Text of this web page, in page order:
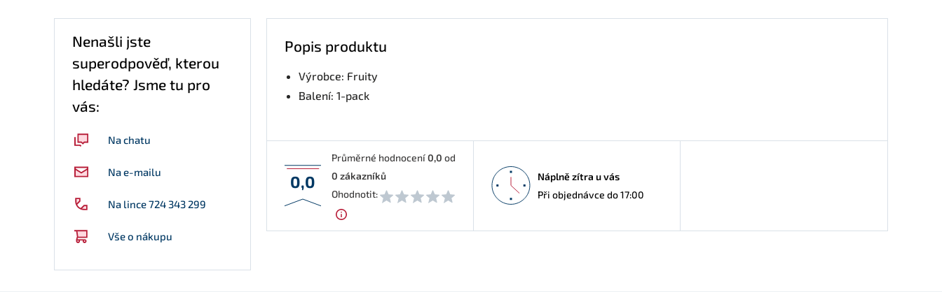
Nenašli jste
superodpověď, kterou
hledáte? Jsme tu pro
vás:
Na chatu
Na e-mailu
Na lince 724 343 299
Vše o nákupu
Popis produktu
Výrobce: Fruity
Balení: 1-pack
0,0
Průměrné hodnocení0,0 od
0 zákazníků
Ohodnotit:
Náplně zítra u vás
Při objednávce do 17:00